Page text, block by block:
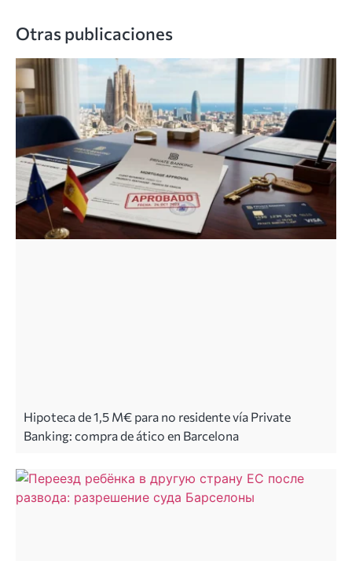
Otras publicaciones
Hipoteca de 1,5 M€ para no residente vía Private
Banking: compra de ático en Barcelona